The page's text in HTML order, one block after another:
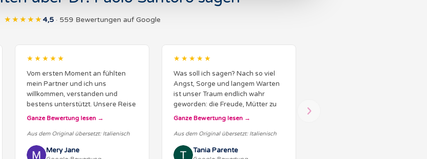
★★★★★4,5· 559 Bewertungen auf Google
★★★★★
Vom ersten Moment an fühlten
mein Partner und ich uns
willkommen, verstanden und
bestens unterstützt. Unsere Reise
begann mit Cecilia, die uns mit
Professionalität Schritt für
Schritt…
Ganze Bewertung lesen
Aus dem Original übersetzt: Italienisch
Mery Jane
★★★★★
Was soll ich sagen? Nach so viel
Angst, Sorge und langem Warten
ist unser Traum endlich wahr
geworden: die Freude, Mütter zu
werden. Unser kleiner Schatz ist
wird im Juli geboren… Ein…
Ganze Bewertung lesen
Aus dem Original übersetzt: Italienisch
Tania Parente